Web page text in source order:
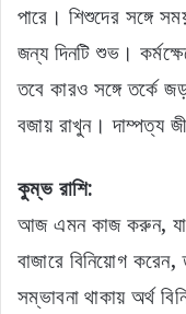
পারে। শিশুদের সঙ্গে
জন্য দিনটি শুভ।
তবে কারও সঙ্গে তর্কে
বজায় রাখুন। দাম্পত্য
কুম্ভ রাশি:
আজ এমন কাজ করুন, যা
বাজারে বিনিয়োগ
সম্ভাবনা থাকায় অর্থ